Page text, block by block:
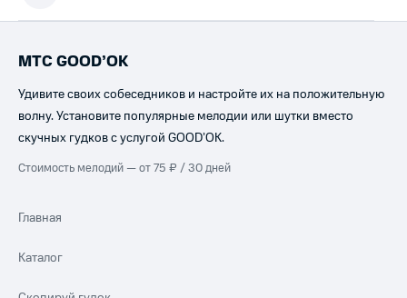
МТС GOOD’OK
Удивите своих собеседников и настройте их на положительную
волну. Установите популярные мелодии или шутки вместо
скучных гудков с услугой GOOD’OK.
Стоимость мелодий — от 75 ₽ / 30 дней
Главная
Каталог